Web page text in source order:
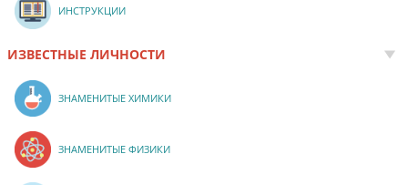
ИНСТРУКЦИИ
ИЗВЕСТНЫЕ ЛИЧНОСТИ
ЗНАМЕНИТЫЕ ХИМИКИ
ЗНАМЕНИТЫЕ ФИЗИКИ